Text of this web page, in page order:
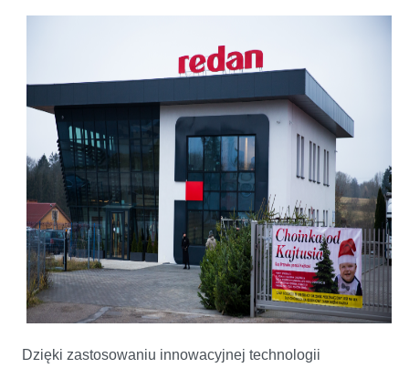
Dzięki zastosowaniu innowacyjnej technologii